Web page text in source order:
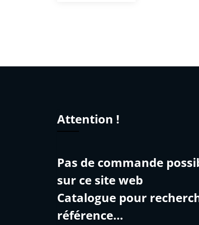
Attention !
Pas de commande
sur ce site web
Catalogue pour
référence…